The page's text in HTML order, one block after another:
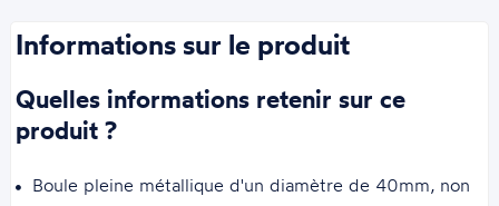
Informations sur le produit
Quelles informations retenir sur ce
produit ?
Boule pleine métallique d'un diamètre de 40mm, non